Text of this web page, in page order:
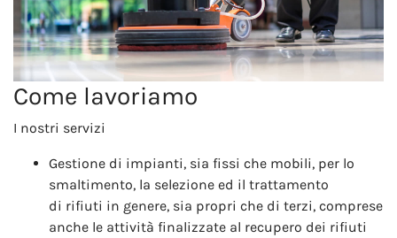
Come lavoriamo
I nostri servizi
Gestione di impianti, sia fissi che mobili, per lo
smaltimento, la selezione ed il trattamento
di rifiuti in genere, sia propri che di terzi, comprese
anche le attività finalizzate al recupero dei rifiuti